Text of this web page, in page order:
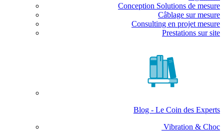
Conception Solutions de mesure
Câblage sur mesure
Consulting en projet mesure
Prestations sur site
Blog - Le Coin des Experts
Vibration & Choc